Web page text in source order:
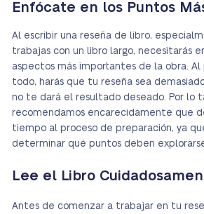
Enfócate en los Puntos
Al escribir una reseña de libro,
trabajas con un libro largo, necesitarás
aspectos más importantes de la obra.
todo, harás que tu reseña sea
no te dará el resultado deseado. Por lo
recomendamos encarecidamente que
tiempo al proceso de preparación, ya
determinar qué puntos deben
Lee el Libro
Antes de comenzar a trabajar en tu